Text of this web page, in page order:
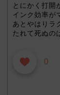
とにかく打開
インク効率が
あとやはりラ
たれて死ぬの
0